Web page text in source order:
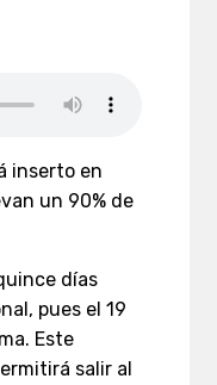
inserto en
un 90% de
días
pues el 19
Este
salir al